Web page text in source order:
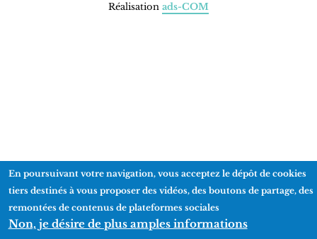
Réalisation ads-COM
En poursuivant votre navigation, vous acceptez le dépôt de cookies
tiers destinés à vous proposer des vidéos, des boutons de partage, des
remontées de contenus de plateformes sociales
Non, je désire de plus amples informations